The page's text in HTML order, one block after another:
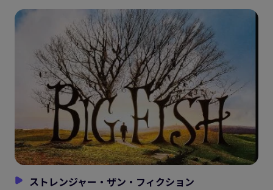
ストレンジャー・ザン・フィクション